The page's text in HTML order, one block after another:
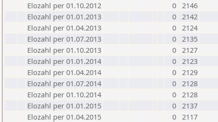
Elozahl per 01.10.2012
0 2146
Elozahl per 01.01.2013
0 2142
Elozahl per 01.04.2013
0 2124
Elozahl per 01.07.2013
0 2135
Elozahl per 01.10.2013
0 2127
Elozahl per 01.01.2014
0 2123
Elozahl per 01.04.2014
0 2129
Elozahl per 01.07.2014
0 2128
Elozahl per 01.10.2014
0 2128
Elozahl per 01.01.2015
0 2137
Elozahl per 01.04.2015
0 2117